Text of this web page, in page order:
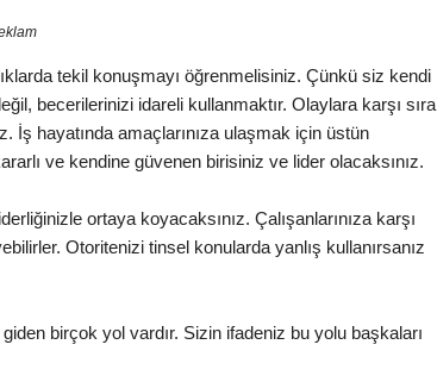
tekil konuşmayı öğrenmelisiniz. Çünkü siz kendi
becerilerinizi idareli kullanmaktır. Olaylara karşı sıra
İş hayatında amaçlarınıza ulaşmak için üstün
ve kendine güvenen birisiniz ve lider olacaksınız.
ortaya koyacaksınız. Çalışanlarınıza karşı
Otoritenizi tinsel konularda yanlış kullanırsanız
birçok yol vardır. Sizin ifadeniz bu yolu başkaları